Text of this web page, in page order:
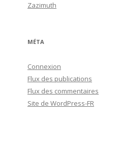
Zazimuth
MÉTA
Connexion
Flux des publications
Flux des commentaires
Site de WordPress-FR